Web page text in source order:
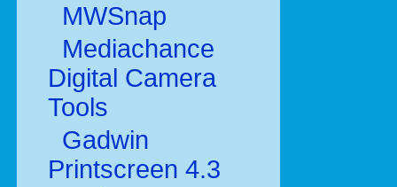
MWSnap
Mediachance
Digital Camera
Tools
Gadwin
Printscreen 4.3